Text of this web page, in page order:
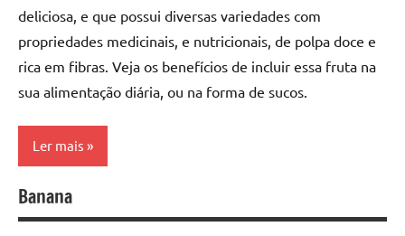
deliciosa, e que possui diversas variedades com
propriedades medicinais, e nutricionais, de polpa doce e
rica em fibras. Veja os benefícios de incluir essa fruta na
sua alimentação diária, ou na forma de sucos.
Ler mais
Alimentação
Saudável
Banana